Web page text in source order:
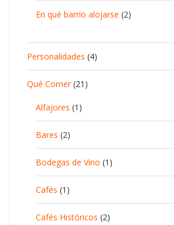
En qué barrio alojarse (2)
Personalidades (4)
Qué Comer(21)
Alfajores (1)
Bares (2)
Bodegas de Vino (1)
Cafés (1)
Cafés Históricos (2)